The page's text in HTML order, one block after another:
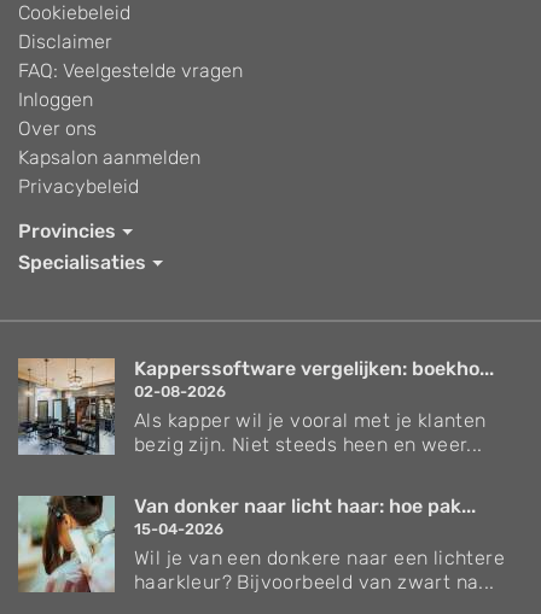
Cookiebeleid
Disclaimer
FAQ: Veelgestelde vragen
Inloggen
Over ons
Kapsalon aanmelden
Privacybeleid
Provincies
Specialisaties
Kapperssoftware vergelijken: boekho...
02-08-2026
Als kapper wil je vooral met je klanten
bezig zijn. Niet steeds heen en weer...
Van donker naar licht haar: hoe pak...
15-04-2026
Wil je van een donkere naar een lichtere
haarkleur? Bijvoorbeeld van zwart na...